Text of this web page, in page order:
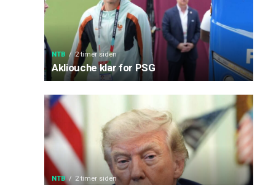
NTB 2 timer siden
Akliouche klar for PSG
NTB 2 timer siden